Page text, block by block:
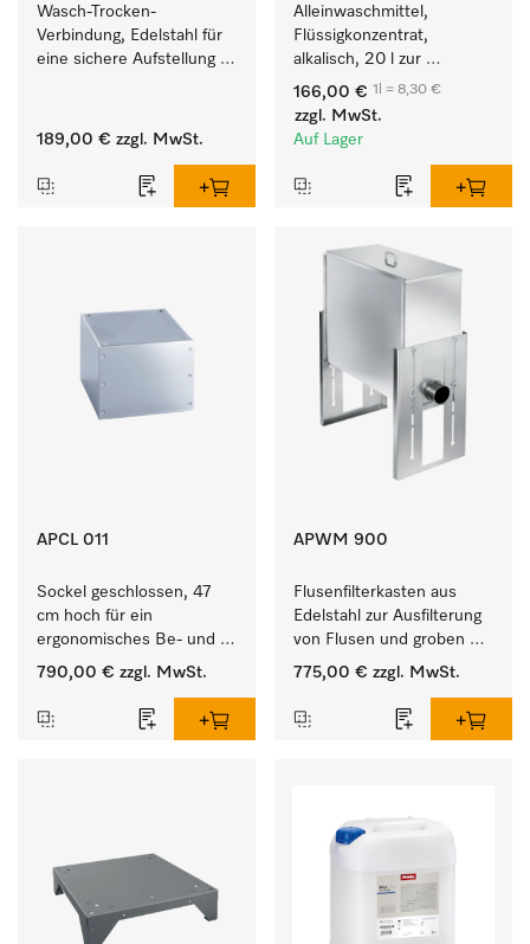
Wasch-Trocken-
Verbindung, Edelstahl für
eine sichere Aufstellung
189,00 € zzgl. MwSt.
Alleinwaschmittel,
Flüssigkonzentrat,
alkalisch, 20 l zur
Reinigung weißer Textilien
und farbechter
Buntwäsche.
166,00 € 1l = 8,30 €
zzgl. MwSt.
Auf Lager
APCL 011
Sockel geschlossen, 47
cm hoch für ein
ergonomisches Be- und
Entladen von
Trockner.
790,00 € zzgl. MwSt.
APWM 900
Flusenfilterkasten aus
Edelstahl zur Ausfilterung
von Flusen und groben
Partikeln aus der Lauge.
775,00 € zzgl. MwSt.